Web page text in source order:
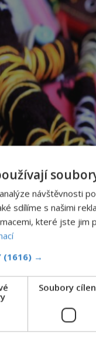
návštěvnosti
sdílíme s našimi
které jste jim
(1616) →
Soubory